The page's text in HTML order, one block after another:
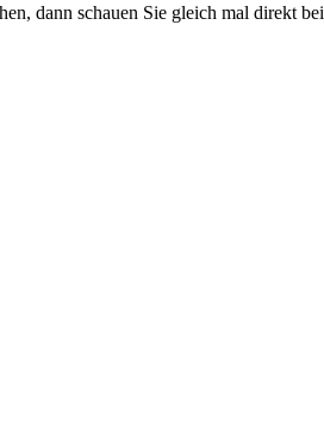
dann schauen Sie gleich mal direkt bei